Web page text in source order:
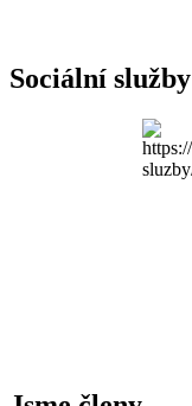
Sociální služby